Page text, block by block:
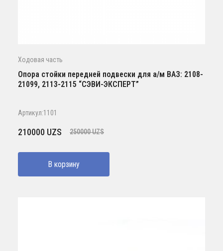
Ходовая часть
Опора стойки передней подвески для а/м ВАЗ: 2108-
21099, 2113-2115 “СЭВИ-ЭКСПЕРТ”
Артикул:1101
250000UZS
Первоначальная
составляла
250000 UZS.
210000 UZS
Текущая
210000 UZS.
В корзину